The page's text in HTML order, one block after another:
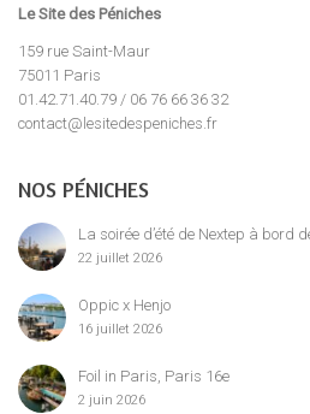
Le Site des Péniches
159 rue Saint-Maur
75011 Paris
01.42.71.40.79 / 06 76 66 36 32
contact@lesitedespeniches.fr
NOS PÉNICHES
La soirée d’été de Nextep à bord
22 juillet 2026
Oppic x Henjo
16 juillet 2026
Foil in Paris, Paris 16e
2 juin 2026